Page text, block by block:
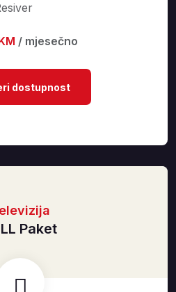
/ mjesečno
dostupnost
Paket